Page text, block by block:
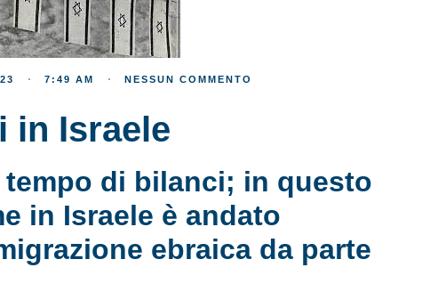
7:49 AM NESSUN COMMENTO
in Israele
tempo di bilanci; in questo
in Israele è andato
ebraica da parte